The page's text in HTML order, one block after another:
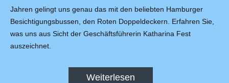
Jahren gelingt uns genau das mit den beliebten Hamburger
Besichtigungsbussen, den Roten Doppeldeckern. Erfahren Sie,
was uns aus Sicht der Geschäftsführerin Katharina Fest
auszeichnet.
Weiterlesen